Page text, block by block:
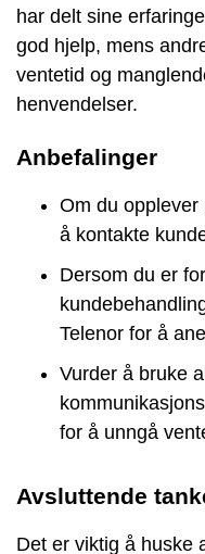
har delt sine
god hjelp, mens
ventetid og
henvendelser.
Anbefalinger
Om du opplever
å kontakte
Dersom du er
Telenor for å
Vurder å bruke
for å unngå
Avsluttende
Det er viktig å huske